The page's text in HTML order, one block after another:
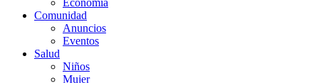
Economía
Comunidad
Anuncios
Eventos
Salud
Niños
Mujer